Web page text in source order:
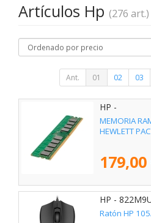
Artículos Hp (276 art.)
Ant. 01 02 03
HP -
MEMORIA
HEWLETT
179,00
HP -
Ratón HP